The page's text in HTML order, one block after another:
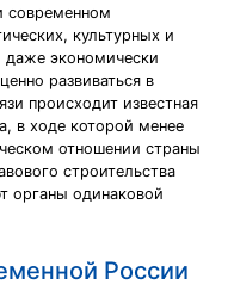
современном
культурных и
экономически
развиваться в
происходит известная
в ходе которой менее
отношении страны
строительства
органы одинаковой
России